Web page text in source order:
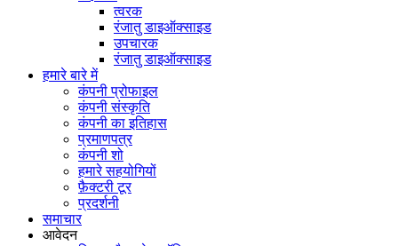
त्वरक
रंजातु डाइऑक्साइड
उपचारक
रंजातु डाइऑक्साइड
हमारे बारे में
कंपनी प्रोफाइल
कंपनी संस्कृति
कंपनी का इतिहास
प्रमाणपत्र
कंपनी शो
हमारे सहयोगियों
फ़ैक्टरी टूर
प्रदर्शनी
समाचार
आवेदन